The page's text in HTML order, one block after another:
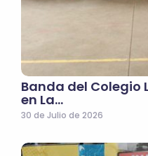
Banda del Colegio
en La…
30 de Julio de 2026